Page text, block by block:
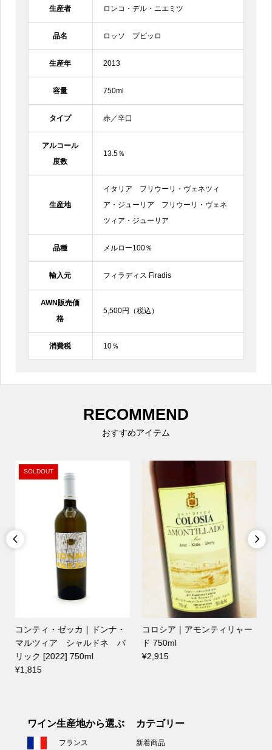
生産者 ロンコ・デル・ニエミツ
品名 ロッソ プピッロ
生産年 2013
容量 750ml
タイプ 赤／辛口
アルコール
度数
13.5％
生産地
イタリア フリウーリ・ヴェネツィ
ア・ジューリア フリウーリ・ヴェネ
ツィア・ジューリア
品種 メルロー100％
輸入元 フィラディス Firadis
AWN販売価
格
5,500円（税込）
消費税 10％
RECOMMEND
おすすめアイテム

SOLDOUT
コンティ・ゼッカ｜ドンナ・
マルツィア シャルドネ バ
リック [2022] 750ml
¥1,815
コロシア｜アモンティリャー
ド 750ml
¥2,915

ワイン生産地から選ぶ
フランス
カテゴリー
新着商品